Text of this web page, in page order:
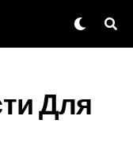
Для